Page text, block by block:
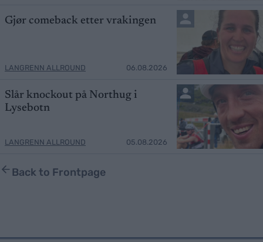
Gjør comeback etter vrakingen
LANGRENN ALLROUND 06.08.2026
Slår knockout på Northug i
Lysebotn
LANGRENN ALLROUND 05.08.2026
Back to Frontpage